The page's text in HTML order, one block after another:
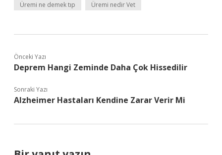
Üremi ne demek tıp Üremi nedir Vet
Önceki Yazı
Deprem Hangi Zeminde Daha Çok Hissedilir
Sonraki Yazı
Alzheimer Hastaları Kendine Zarar Verir Mi